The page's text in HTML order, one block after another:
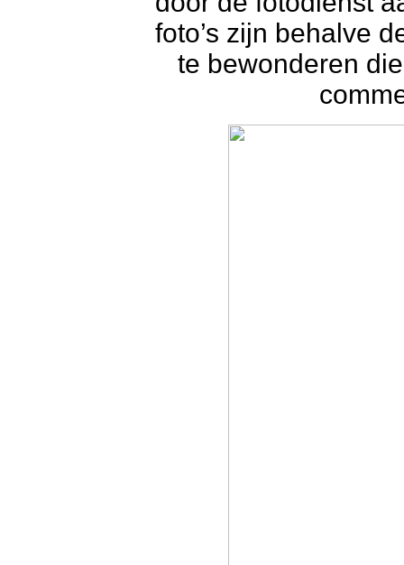
foto’s zijn behalve
te bewonderen